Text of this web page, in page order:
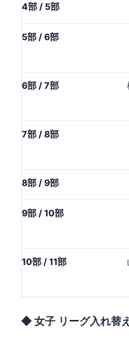
4部 / 5部
5部 / 6部
6部 / 7部
7部 / 8部
8部 / 9部
9部 / 10部
10部 / 11部
◆ 女子 リーグ入れ替